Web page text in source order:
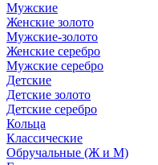
Мужские
Женские золото
Мужские-золото
Женские серебро
Мужские серебро
Детские
Детские золото
Детские серебро
Кольца
Классические
Обручальные (Ж и М)